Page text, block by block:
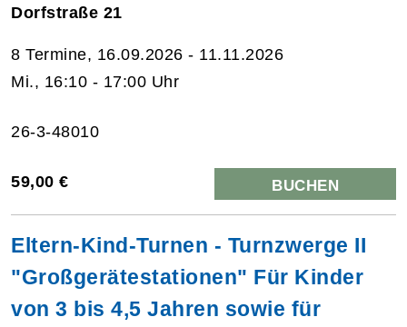
Dorfstraße 21
8 Termine, 16.09.2026 - 11.11.2026
Mi., 16:10 - 17:00 Uhr
26-3-48010
59,00 € BUCHEN
Eltern-Kind-Turnen - Turnzwerge II
"Großgerätestationen" Für Kinder
von 3 bis 4,5 Jahren sowie für